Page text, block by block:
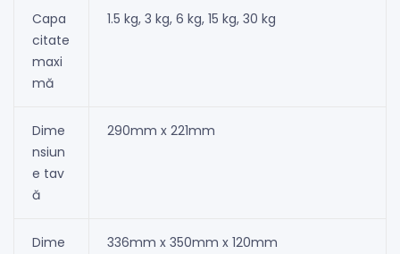
Capa
citate
maxi
mă
1.5 kg, 3 kg, 6 kg, 15 kg, 30 kg
Dime
nsiun
e tav
ă
290mm x 221mm
Dime
336mm x 350mm x 120mm